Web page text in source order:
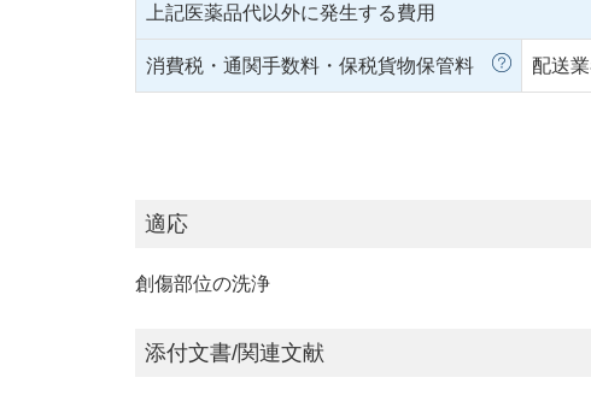
上記医薬品代以外に発生する費用
消費税・通関手数料・保税貨物保管料 配送
適応
創傷部位の洗浄
添付文書/関連文献